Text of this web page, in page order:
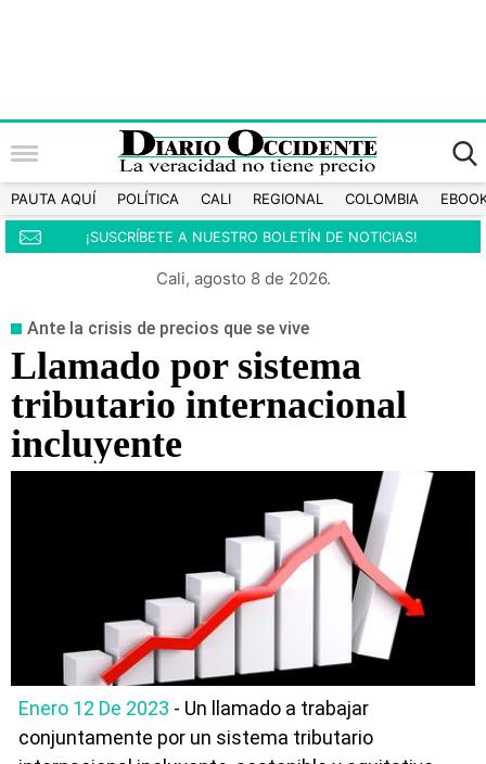
PAUTA AQUÍ POLÍTICA CALI REGIONAL COLOMBIA
¡SUSCRÍBETE A NUESTRO BOLETÍN DE NOTICIAS!
Cali, agosto 8 de 2026.
Ante la crisis de precios que se vive
Llamado por sistema
tributario internacional
incluyente
Enero 12 De 2023 - Un llamado a trabajar
conjuntamente por un sistema tributario